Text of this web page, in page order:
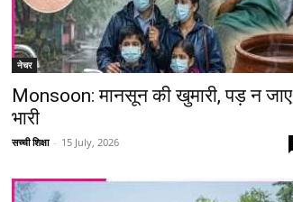
नेचर
Monsoon: मानसून की खुमारी, पड़ न जाए
भारी
सच्ची शिक्षा - 15 July, 2026